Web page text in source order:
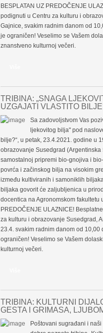
BESPLATAN UZ PREDOČENJE
podignuti u Centru za kulturu i
Gajnice, svakim radnim danom od
je ograničen! Veselimo se Vašem
znanstveno kulturnoj večeri.
TRIBINA: „SNAGA
UZGAJATI VLASTITO
Sa zadovoljstvom Vas
ljekovitog bilja" pod
bilje?“, u petak, 23.4.2021. godine u
obrazovanje Susedgrad
samostalnoj pripremi bio-gnojiva i
povrća i začinskog bilja na visokim
između kultiviranih i samoniklih
biljaka govorit će zaljubljenica u
docentica na Agronomskom fakultetu
PREDOČENJE ULAZNICE!
za kulturu i obrazovanje Susedgrad,
23.4. svakim radnim danom od 10,00
ograničen! Veselimo se Vašem
kulturnoj večeri.
TRIBINA: KULTURNI
GESTA I GRIMASA,
Poštovani sugrađani i